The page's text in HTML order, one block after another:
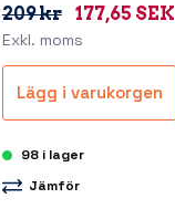
209 kr 177,65 SEK
Exkl. moms
Lägg i varukorgen
98 i lager
Jämför